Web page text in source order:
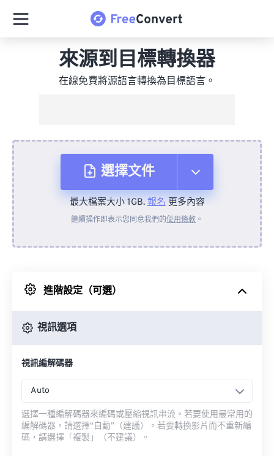
來源到目標轉換器
在線免費將源語言轉換為目標語言。
選擇文件
來自裝置
來自 Google 雲端硬碟
最大檔案大小 1GB.報名更多內容
繼續操作即表示您同意我們的使用條款 。
進階設定（可選）
視訊選項
視訊編解碼器
Auto
選擇一種編解碼器來編碼或壓縮視訊串流。若要使用最常用的
編解碼器，請選擇“自動”（建議）。若要轉換影片而不重新編
碼，請選擇「複製」（不建議）。